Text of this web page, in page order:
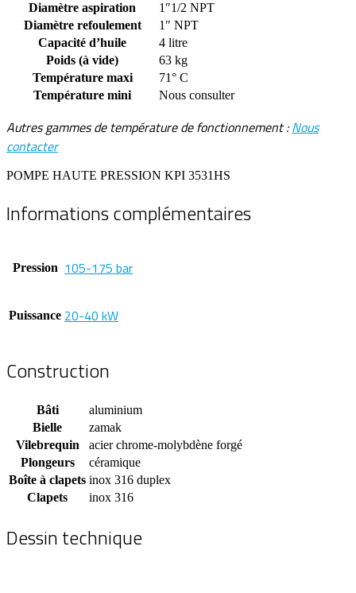
Diamètre aspiration
1″1/2 NPT
Diamètre refoulement
1″ NPT
Capacité d’huile
4 litre
Poids (à vide)
63 kg
Température maxi
71° C
Température mini
Nous consulter
Autres gammes de température de fonctionnement :Nous
contacter
POMPE HAUTE PRESSION KPI 3531HS
Informations complémentaires
Pression 105-175 bar
Puissance 20-40 kW
Construction
Bâti
aluminium
Bielle
zamak
Vilebrequin
acier chrome-molybdène forgé
Plongeurs
céramique
Boîte à clapets inox 316 duplex
Clapets
inox 316
Dessin technique